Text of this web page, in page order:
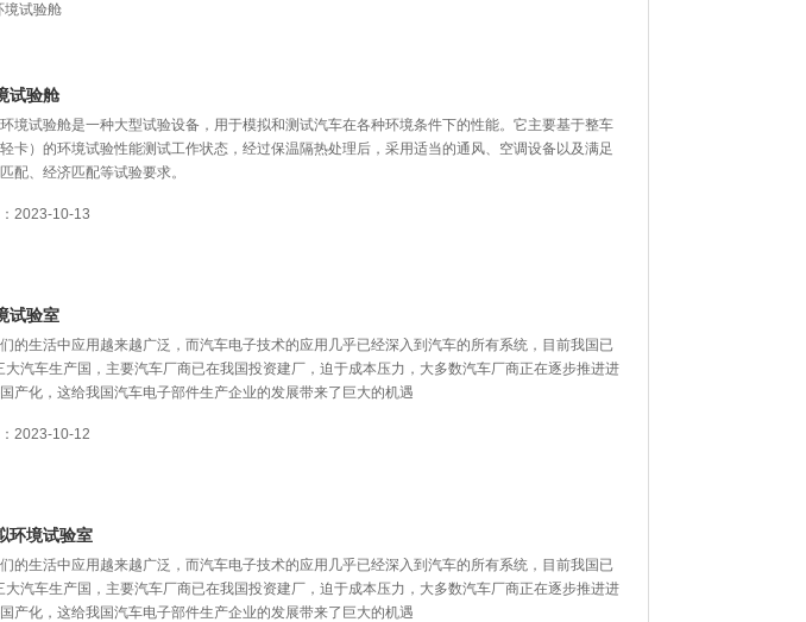
境试验舱
试验舱
境试验舱是一种大型试验设备，用于模拟和测试汽车在各种环境条件下的性能。它主要基于整车
、轻卡）的环境试验性能测试工作状态，经过保温隔热处理后，采用适当的通风、空调设备以及满足
、经济匹配等试验要求。
：2023-10-13
试验室
的生活中应用越来越广泛，而汽车电子技术的应用几乎已经深入到汽车的所有系统，目前我国已
汽车生产国，主要汽车厂商已在我国投资建厂，迫于成本压力，大多数汽车厂商正在逐步推进进
产化，这给我国汽车电子部件生产企业的发展带来了巨大的机遇
：2023-10-12
环境试验室
的生活中应用越来越广泛，而汽车电子技术的应用几乎已经深入到汽车的所有系统，目前我国已
汽车生产国，主要汽车厂商已在我国投资建厂，迫于成本压力，大多数汽车厂商正在逐步推进进
产化，这给我国汽车电子部件生产企业的发展带来了巨大的机遇